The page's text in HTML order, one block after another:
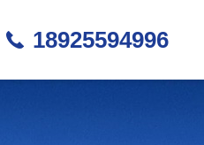
18925594996